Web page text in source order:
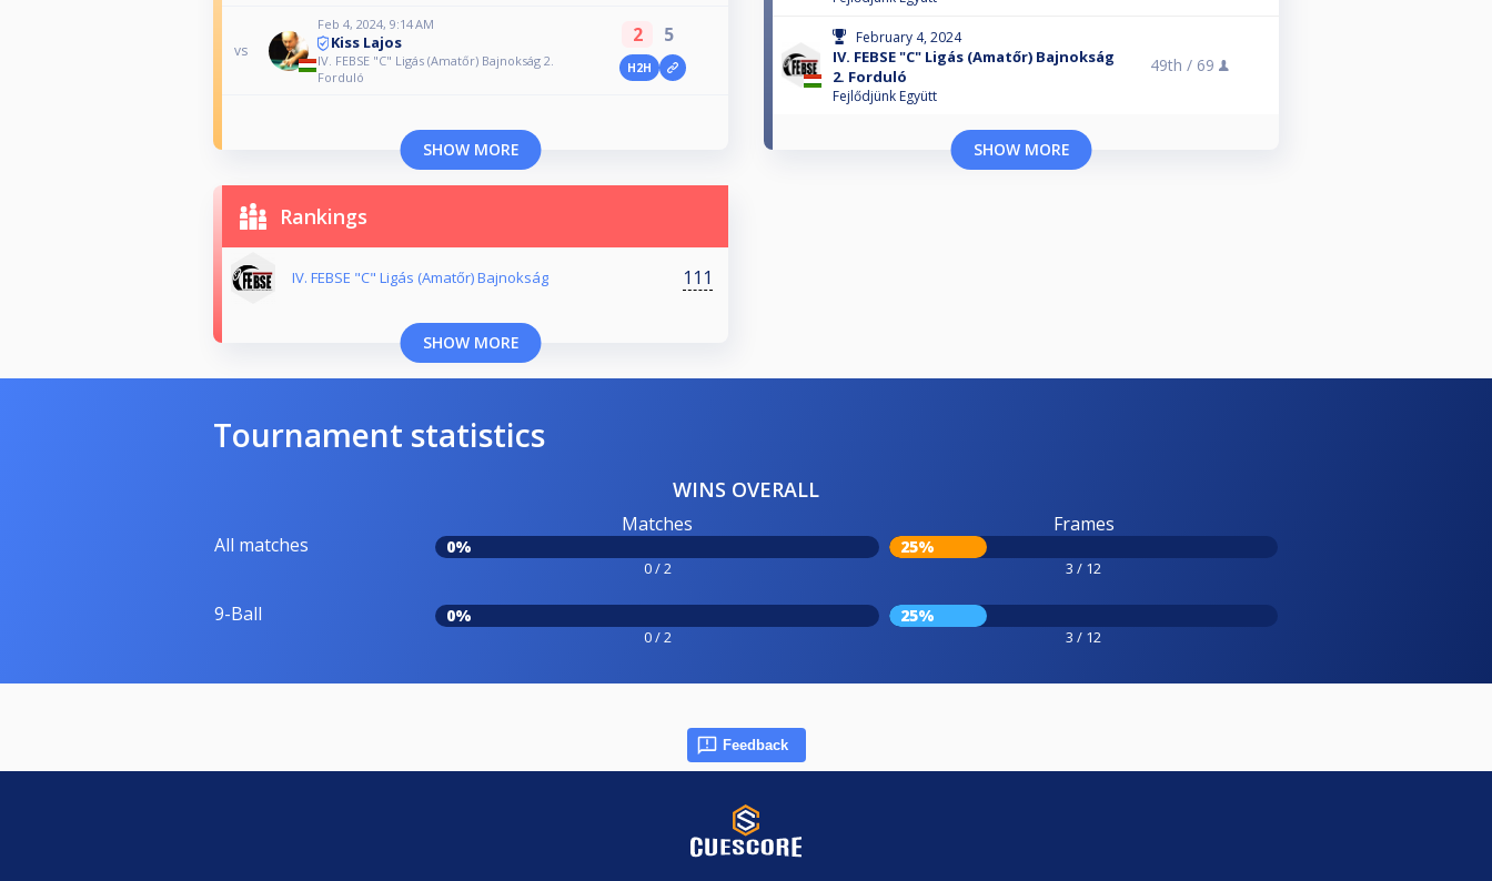
vs
Feb 4, 2024, 9:14 AM
Kiss Lajos
IV. FEBSE "C" Ligás (Amatőr) Bajnokság 2.
Forduló
2 5
H2H
SHOW MORE
February 4, 2024
IV. FEBSE "C" Ligás (Amatőr) Bajnokság
2. Forduló
Fejlődjünk Együtt
49th / 69
SHOW MORE
Rankings
IV. FEBSE "C" Ligás (Amatőr) Bajnokság 111
SHOW MORE
Tournament statistics
WINS OVERALL
All matches
Matches
0%
0 / 2
Frames
25%
3 / 12
9-Ball 0%
0 / 2
25%
3 / 12
Feedback